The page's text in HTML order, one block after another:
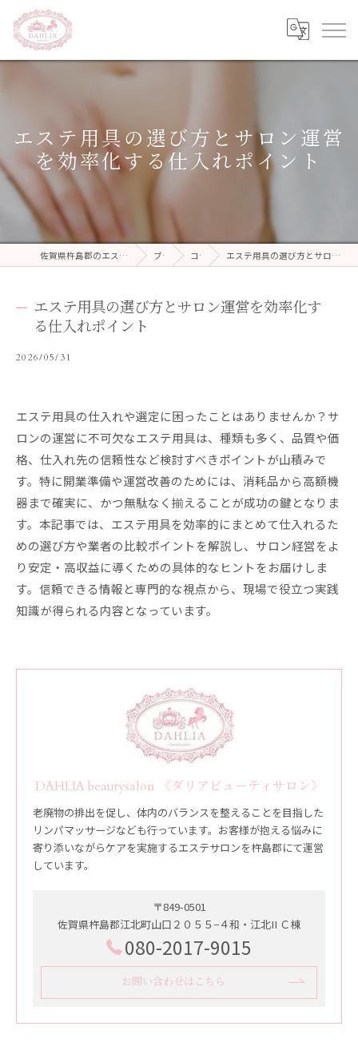
エステ用具の選び方とサロン運営
を効率化する仕入れポイント
佐賀県杵島郡のエステならDAHLIA beauty salon ブログ コラム エステ用具の選び方とサロン運営を効率化する仕入れポイント
エステ用具の選び方とサロン運営を効率化す
る仕入れポイント
2026/05/31
エステ用具の仕入れや選定に困ったことはありませんか？サ
ロンの運営に不可欠なエステ用具は、種類も多く、品質や価
格、仕入れ先の信頼性など検討すべきポイントが山積みで
す。特に開業準備や運営改善のためには、消耗品から高額機
器まで確実に、かつ無駄なく揃えることが成功の鍵となりま
す。本記事では、エステ用具を効率的にまとめて仕入れるた
めの選び方や業者の比較ポイントを解説し、サロン経営をよ
り安定・高収益に導くための具体的なヒントをお届けしま
す。信頼できる情報と専門的な視点から、現場で役立つ実践
知識が得られる内容となっています。
DAHLIA beautysalon 《ダリアビューティサロン》
老廃物の排出を促し、体内のバランスを整えることを目指した
リンパマッサージなども行っています。お客様が抱える悩みに
寄り添いながらケアを実施するエステサロンを杵島郡にて運営
しています。
〒849-0501
佐賀県杵島郡江北町山口２０５５−４和・江北II Ｃ棟
080-2017-9015
お問い合わせはこちら